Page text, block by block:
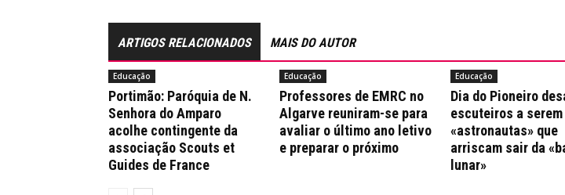
ARTIGOS RELACIONADOS MAIS DO AUTOR
Educação
Portimão: Paróquia de N.
Senhora do Amparo
acolhe contingente da
associação Scouts et
Guides de France
Educação
Professores de EMRC no
Algarve reuniram-se para
avaliar o último ano letivo
e preparar o próximo
Educação
Dia do Pioneiro
escuteiros a serem
«astronautas» que
arriscam sair da
lunar»